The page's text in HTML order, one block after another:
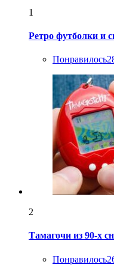
1
Ретро футболки и
Понравилось
2
Тамагочи из 90-х
Понравилось